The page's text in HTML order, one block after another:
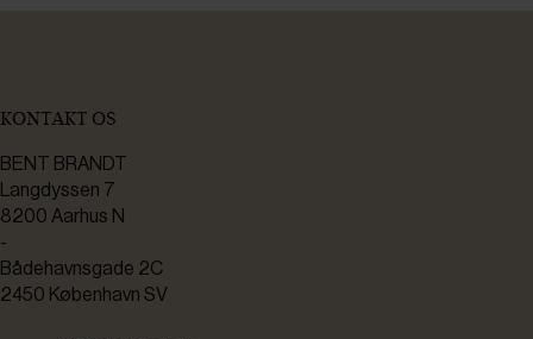
KONTAKT OS
BENT BRANDT
Langdyssen 7
8200 Aarhus N
-
Bådehavnsgade 2C
2450 København SV